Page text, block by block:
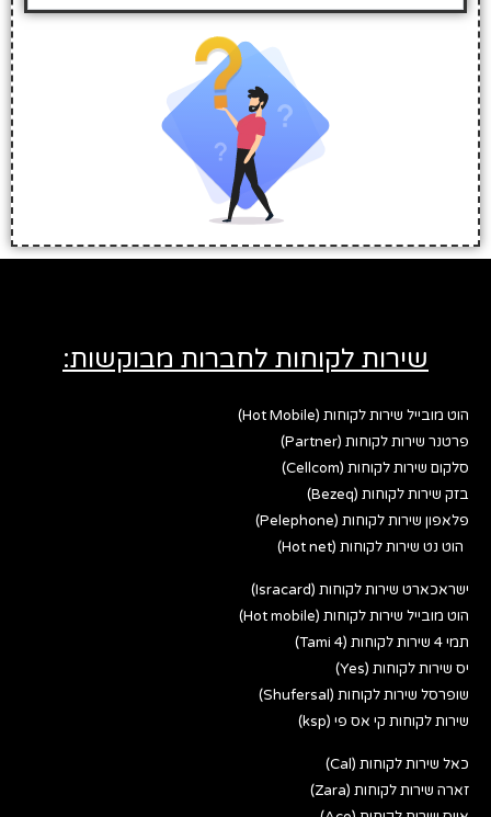
שירות לקוחות לחברות מבוקשות:
הוט מובייל שירות לקוחות (Hot Mobile)
פרטנר שירות לקוחות (Partner)
סלקום שירות לקוחות (Cellcom)
בזק שירות לקוחות (Bezeq)
פלאפון שירות לקוחות (Pelephone)
הוט נט שירות לקוחות (Hot net)
ישראכארט שירות לקוחות (Isracard)
הוט מובייל שירות לקוחות (Hot mobile)
תמי 4 שירות לקוחות (Tami 4)
יס שירות לקוחות (Yes)
שופרסל שירות לקוחות (Shufersal)
שירות לקוחות קי אס פי (ksp)
כאל שירות לקוחות (Cal)
זארה שירות לקוחות (Zara)